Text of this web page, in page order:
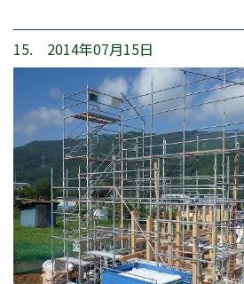
15. 2014年07月15日